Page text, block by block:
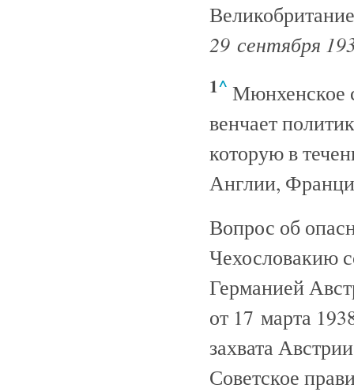
29 сентября
1^ Мюнхенское
венчает
которую в
Англии,
Вопрос об
Чехословакию
Германией
от 17 марта
захвата
Советское